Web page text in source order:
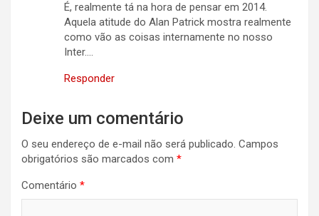
É, realmente tá na hora de pensar em 2014.
Aquela atitude do Alan Patrick mostra realmente
como vão as coisas internamente no nosso
Inter….
Responder
Deixe um comentário
O seu endereço de e-mail não será publicado. Campos
obrigatórios são marcados com *
Comentário *